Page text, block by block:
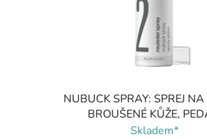
NUBUCK SPRAY: SPREJ
BROUŠENÉ KŮŽE,
Skladem*